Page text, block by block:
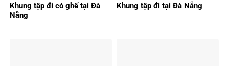
Khung tập đi có ghế tại Đà
Nẵng
Khung tập đi tại Đà Nẵng